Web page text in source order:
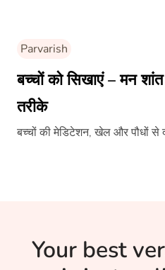
Parvarish
बच्चों को सिखाएं – मन
तरीके
बच्चों की मेडिटेशन, खेल और पौधों से
Your best